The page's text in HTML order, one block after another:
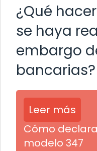
¿Qué
se haya
embargo
bancarias?
Leer más
Cómo
modelo 347